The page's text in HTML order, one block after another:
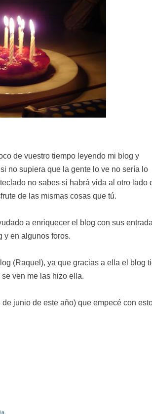
de vuestro tiempo leyendo mi blog y
no supiera que la gente lo ve no sería lo
no sabes si habrá vida al otro lado
de las mismas cosas que tú.
a enriquecer el blog con sus
y en algunos foros.
(Raquel), ya que gracias a ella el blog
ven me las hizo ella.
junio de este año) que empecé con